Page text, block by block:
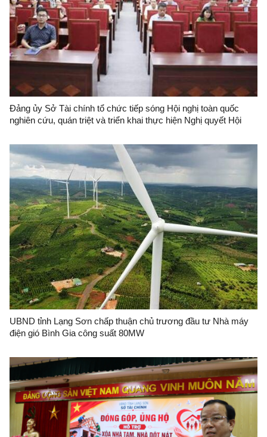
Đảng ủy Sở Tài chính tổ chức tiếp sóng Hội nghị toàn quốc
nghiên cứu, quán triệt và triển khai thực hiện Nghị quyết Hội
UBND tỉnh Lạng Sơn chấp thuận chủ trương đầu tư Nhà máy
điện gió Bình Gia công suất 80MW